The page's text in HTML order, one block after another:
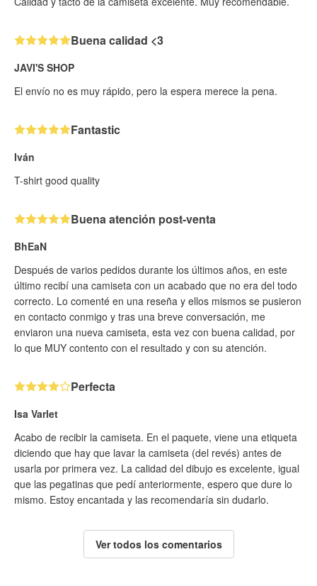
Buena calidad <3
JAVI'S SHOP
El envío no es muy rápido, pero la espera merece la pena.
Fantastic
Iván
T-shirt good quality
Buena atención post-venta
BhEaN
Después de varios pedidos durante los últimos años, en este
último recibí una camiseta con un acabado que no era del todo
correcto. Lo comenté en una reseña y ellos mismos se pusieron
en contacto conmigo y tras una breve conversación, me
enviaron una nueva camiseta, esta vez con buena calidad, por
lo que MUY contento con el resultado y con su atención.
Perfecta
Isa Varlet
Acabo de recibir la camiseta. En el paquete, viene una etiqueta
diciendo que hay que lavar la camiseta (del revés) antes de
usarla por primera vez. La calidad del dibujo es excelente, igual
que las pegatinas que pedí anteriormente, espero que dure lo
mismo. Estoy encantada y las recomendaría sin dudarlo.
Ver todos los comentarios